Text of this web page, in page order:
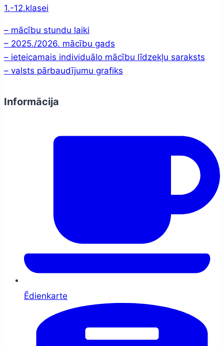
1.-12.klasei
– mācību stundu laiki
– 2025./2026. mācību gads
– ieteicamais individuālo mācību līdzekļu saraksts
– valsts pārbaudījumu grafiks
Informācija
Ēdienkarte